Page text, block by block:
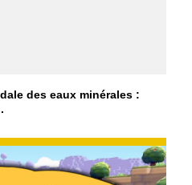
des eaux minérales :